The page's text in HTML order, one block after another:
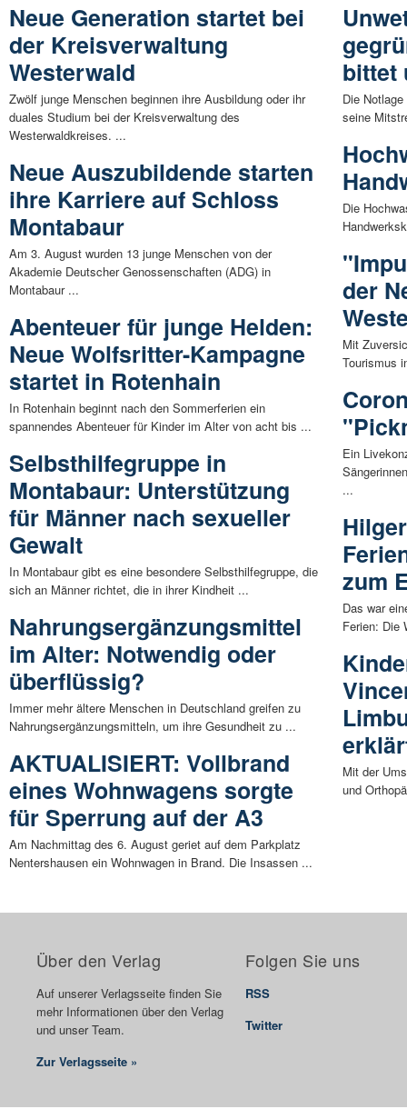
Neue Generation startet bei
der Kreisverwaltung
Westerwald
Zwölf junge Menschen beginnen ihre Ausbildung oder ihr
duales Studium bei der Kreisverwaltung des
Westerwaldkreises. ...
Neue Auszubildende starten
ihre Karriere auf Schloss
Montabaur
Am 3. August wurden 13 junge Menschen von der
Akademie Deutscher Genossenschaften (ADG) in
Montabaur ...
Abenteuer für junge Helden:
Neue Wolfsritter-Kampagne
startet in Rotenhain
In Rotenhain beginnt nach den Sommerferien ein
spannendes Abenteuer für Kinder im Alter von acht bis ...
Selbsthilfegruppe in
Montabaur: Unterstützung
für Männer nach sexueller
Gewalt
In Montabaur gibt es eine besondere Selbsthilfegruppe, die
sich an Männer richtet, die in ihrer Kindheit ...
Nahrungsergänzungsmittel
im Alter: Notwendig oder
überflüssig?
Immer mehr ältere Menschen in Deutschland greifen zu
Nahrungsergänzungsmitteln, um ihre Gesundheit zu ...
AKTUALISIERT: Vollbrand
eines Wohnwagens sorgte
für Sperrung auf der A3
Am Nachmittag des 6. August geriet auf dem Parkplatz
Nentershausen ein Wohnwagen in Brand. Die Insassen ...
bittet
Die
seine
Die
der
Mit
Tourismus
Ein
...
zum
Das war
Ferien: Die
Mit der
und
Über den Verlag
Auf unserer Verlagsseite finden Sie
mehr Informationen über den Verlag
und unser Team.
Zur Verlagsseite »
Folgen Sie uns
RSS
Twitter